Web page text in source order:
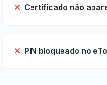
Certificado não
PIN bloqueado no